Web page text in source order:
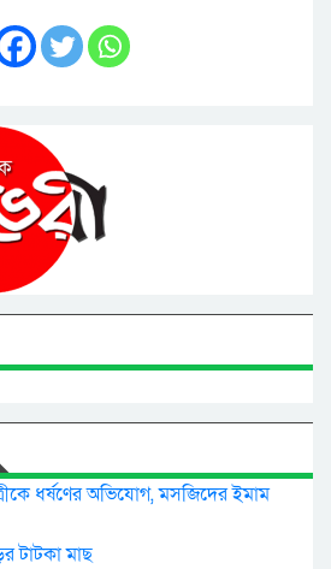
ধর্ষণের অভিযোগ, মসজিদের ইমাম
টাটকা মাছ